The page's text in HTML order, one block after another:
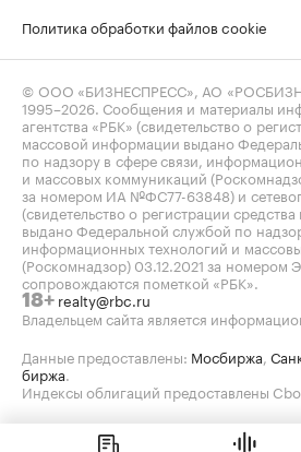
Политика обработки файлов cookie
© ООО «БИЗНЕСПРЕСС», АО
1995–2026 . Сообщения и материалы
агентства «РБК» (свидетельство о
массовой информации выдано
по надзору в сфере связи,
и массовых коммуникаций
за номером ИА №ФС77-63848) и
(свидетельство о регистрации
выдано Федеральной службой по
информационных технологий и
(Роскомнадзор) 03.12.2021 за
сопровождаются пометкой «РБК».
18+ realty@rbc.ru
Владельцем сайта является
Данные предоставлены: Мосбиржа
биржа
Индексы облигаций предоставлены